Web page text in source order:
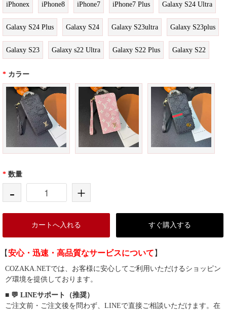
iPhonex iPhone8 iPhone7 iPhone7 Plus Galaxy S24 Ultra
Galaxy S24 Plus Galaxy S24 Galaxy S23ultra Galaxy S23plus
Galaxy S23 Galaxy s22 Ultra Galaxy S22 Plus Galaxy S22
* カラー
* 数量
- +
カートへ入れる すぐ購入する
【安心・迅速・高品質なサービスについて 】
COZAKA.NETでは、お客様に安心してご利用いただけるショッピン
グ環境を提供しております。
■ 💬 LINEサポート（推奨）
ご注文前・ご注文後を問わず、LINEで直接ご相談いただけます。在